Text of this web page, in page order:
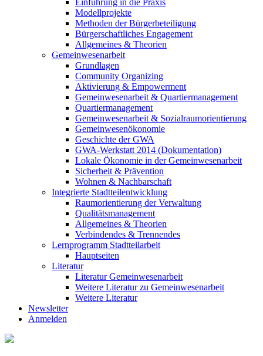
Einführung in die Praxis
Modellprojekte
Methoden der Bürgerbeteiligung
Bürgerschaftliches Engagement
Allgemeines & Theorien
Gemeinwesenarbeit
Grundlagen
Community Organizing
Aktivierung & Empowerment
Gemeinwesenarbeit & Quartiermanagement
Quartiermanagement
Gemeinwesenarbeit & Sozialraumorientierung
Gemeinwesenökonomie
Geschichte der GWA
GWA-Werkstatt 2014 (Dokumentation)
Lokale Ökonomie in der Gemeinwesenarbeit
Sicherheit & Prävention
Wohnen & Nachbarschaft
Integrierte Stadtteilentwicklung
Raumorientierung der Verwaltung
Qualitätsmanagement
Allgemeines & Theorien
Verbindendes & Trennendes
Lernprogramm Stadtteilarbeit
Hauptseiten
Literatur
Literatur Gemeinwesenarbeit
Weitere Literatur zu Gemeinwesenarbeit
Weitere Literatur
Newsletter
Anmelden